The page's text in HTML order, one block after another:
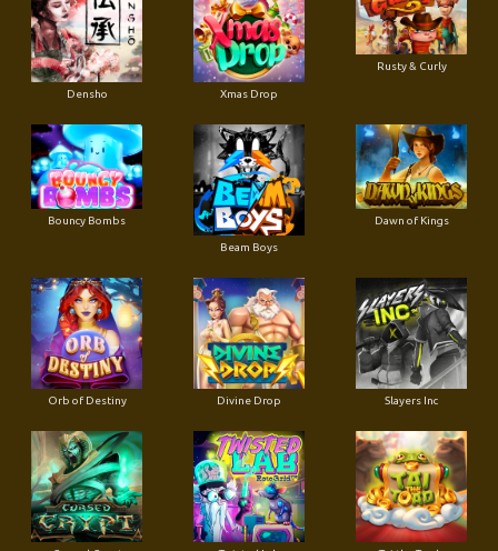
Densho Xmas Drop
Rusty & Curly
Bouncy Bombs
Beam Boys
Dawn of Kings
Orb of Destiny Divine Drop Slayers Inc